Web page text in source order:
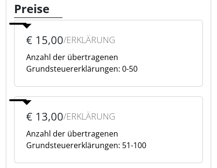
Preise
€ 15,00/ERKLÄRUNG
Anzahl der übertragenen
Grundsteuererklärungen: 0-50
€ 13,00/ERKLÄRUNG
Anzahl der übertragenen
Grundsteuererklärungen: 51-100